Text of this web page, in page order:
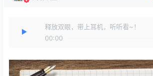
释放双眼，带上耳机，听听看~！
00:00